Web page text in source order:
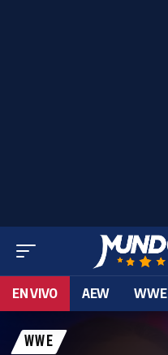
EN VIVO AEW WWE
WWE